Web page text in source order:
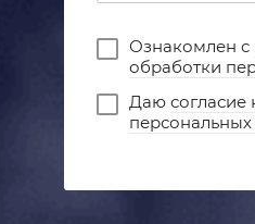
Ознакомлен с
обработки
Даю согласие